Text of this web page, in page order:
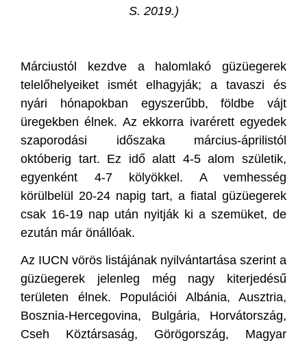
S. 2019.)
Márciustól kezdve a halomlakó güzüegerek
telelőhelyeiket ismét elhagyják; a tavaszi és
nyári hónapokban egyszerűbb, földbe vájt
üregekben élnek. Az ekkorra ivarérett egyedek
szaporodási időszaka március-áprilistól
októberig tart. Ez idő alatt 4-5 alom születik,
egyenként 4-7 kölyökkel. A vemhesség
körülbelül 20-24 napig tart, a fiatal güzüegerek
csak 16-19 nap után nyitják ki a szemüket, de
ezután már önállóak.
Az IUCN vörös listájának nyilvántartása szerint a
güzüegerek jelenleg még nagy kiterjedésű
területen élnek. Populációi Albánia, Ausztria,
Bosznia-Hercegovina, Bulgária, Horvátország,
Cseh Köztársaság, Görögország, Magyar